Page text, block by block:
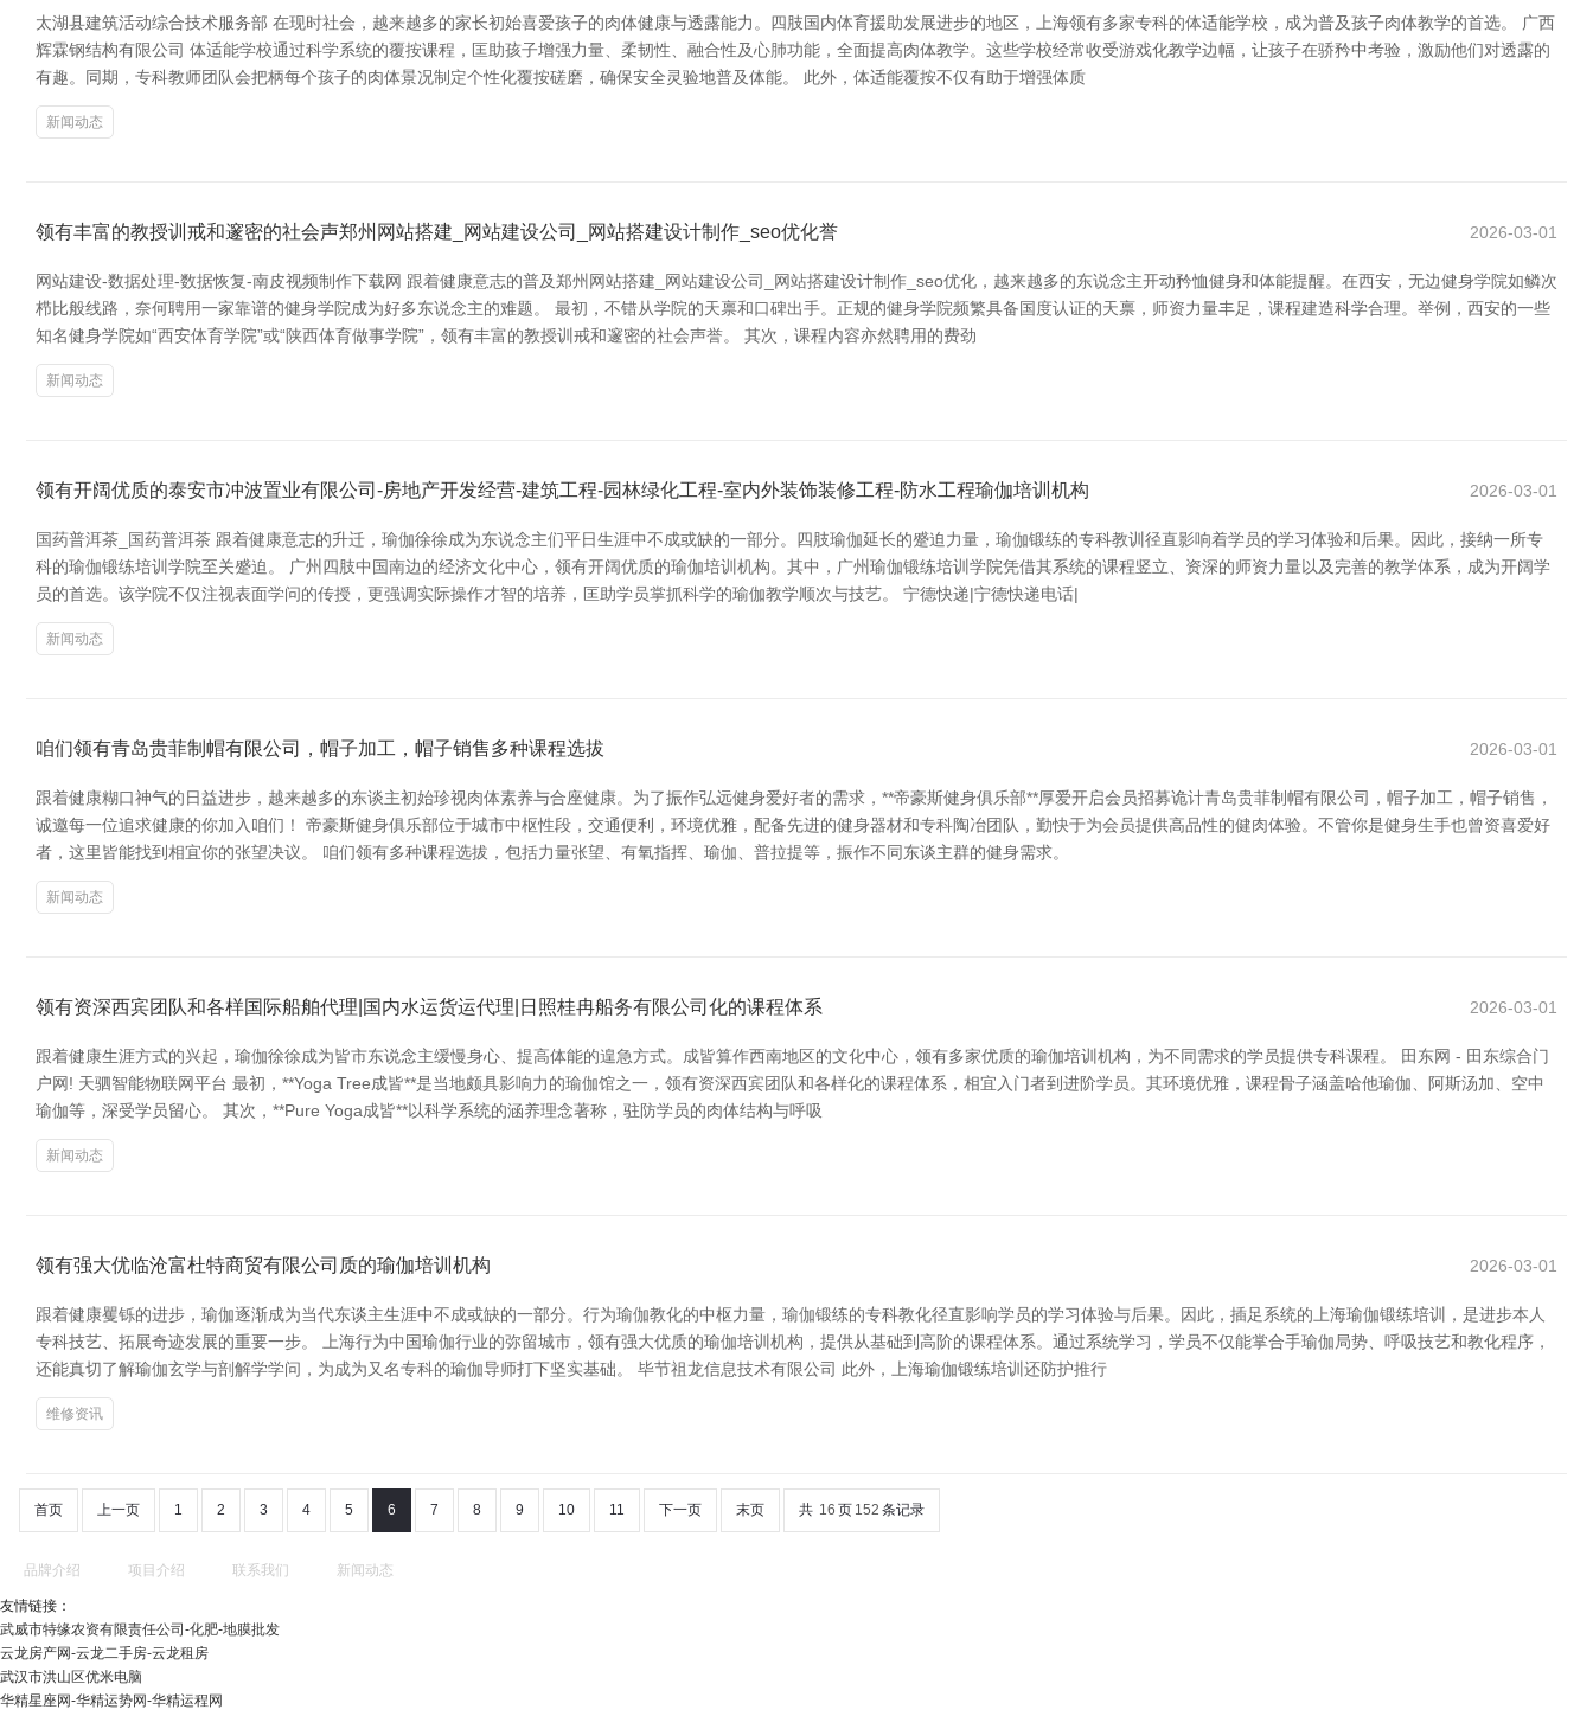
太湖县建筑活动综合技术服务部 在现时社会，越来越多的家长初始喜爱孩子的肉体健康与透露能力。四肢国内体育援助发展进步的地区，上海领有多家专科的体适能学校，成为普及孩子肉体教学的首选。 广西
辉霖钢结构有限公司 体适能学校通过科学系统的覆按课程，匡助孩子增强力量、柔韧性、融合性及心肺功能，全面提高肉体教学。这些学校经常收受游戏化教学边幅，让孩子在骄矜中考验，激励他们对透露的
有趣。同期，专科教师团队会把柄每个孩子的肉体景况制定个性化覆按磋磨，确保安全灵验地普及体能。 此外，体适能覆按不仅有助于增强体质
新闻动态
领有丰富的教授训戒和邃密的社会声郑州网站搭建_网站建设公司_网站搭建设计制作_seo优化誉 2026-03-01
网站建设-数据处理-数据恢复-南皮视频制作下载网 跟着健康意志的普及郑州网站搭建_网站建设公司_网站搭建设计制作_seo优化，越来越多的东说念主开动矜恤健身和体能提醒。在西安，无边健身学院如鳞次
栉比般线路，奈何聘用一家靠谱的健身学院成为好多东说念主的难题。 最初，不错从学院的天禀和口碑出手。正规的健身学院频繁具备国度认证的天禀，师资力量丰足，课程建造科学合理。举例，西安的一些
知名健身学院如“西安体育学院”或“陕西体育做事学院”，领有丰富的教授训戒和邃密的社会声誉。 其次，课程内容亦然聘用的费劲
新闻动态
领有开阔优质的泰安市冲波置业有限公司-房地产开发经营-建筑工程-园林绿化工程-室内外装饰装修工程-防水工程瑜伽培训机构 2026-03-01
国药普洱茶_国药普洱茶 跟着健康意志的升迁，瑜伽徐徐成为东说念主们平日生涯中不成或缺的一部分。四肢瑜伽延长的蹙迫力量，瑜伽锻练的专科教训径直影响着学员的学习体验和后果。因此，接纳一所专
科的瑜伽锻练培训学院至关蹙迫。 广州四肢中国南边的经济文化中心，领有开阔优质的瑜伽培训机构。其中，广州瑜伽锻练培训学院凭借其系统的课程竖立、资深的师资力量以及完善的教学体系，成为开阔学
员的首选。该学院不仅注视表面学问的传授，更强调实际操作才智的培养，匡助学员掌抓科学的瑜伽教学顺次与技艺。 宁德快递|宁德快递电话|
新闻动态
咱们领有青岛贵菲制帽有限公司，帽子加工，帽子销售多种课程选拔 2026-03-01
跟着健康糊口神气的日益进步，越来越多的东谈主初始珍视肉体素养与合座健康。为了振作弘远健身爱好者的需求，**帝豪斯健身俱乐部**厚爱开启会员招募诡计青岛贵菲制帽有限公司，帽子加工，帽子销售，
诚邀每一位追求健康的你加入咱们！ 帝豪斯健身俱乐部位于城市中枢性段，交通便利，环境优雅，配备先进的健身器材和专科陶冶团队，勤快于为会员提供高品性的健肉体验。不管你是健身生手也曾资喜爱好
者，这里皆能找到相宜你的张望决议。 咱们领有多种课程选拔，包括力量张望、有氧指挥、瑜伽、普拉提等，振作不同东谈主群的健身需求。
新闻动态
领有资深西宾团队和各样国际船舶代理|国内水运货运代理|日照桂冉船务有限公司化的课程体系 2026-03-01
跟着健康生涯方式的兴起，瑜伽徐徐成为皆市东说念主缓慢身心、提高体能的遑急方式。成皆算作西南地区的文化中心，领有多家优质的瑜伽培训机构，为不同需求的学员提供专科课程。 田东网 - 田东综合门
户网! 天驷智能物联网平台 最初，**Yoga Tree成皆**是当地颇具影响力的瑜伽馆之一，领有资深西宾团队和各样化的课程体系，相宜入门者到进阶学员。其环境优雅，课程骨子涵盖哈他瑜伽、阿斯汤加、空中
瑜伽等，深受学员留心。 其次，**Pure Yoga成皆**以科学系统的涵养理念著称，驻防学员的肉体结构与呼吸
新闻动态
领有强大优临沧富杜特商贸有限公司质的瑜伽培训机构 2026-03-01
跟着健康矍铄的进步，瑜伽逐渐成为当代东谈主生涯中不成或缺的一部分。行为瑜伽教化的中枢力量，瑜伽锻练的专科教化径直影响学员的学习体验与后果。因此，插足系统的上海瑜伽锻练培训，是进步本人
专科技艺、拓展奇迹发展的重要一步。 上海行为中国瑜伽行业的弥留城市，领有强大优质的瑜伽培训机构，提供从基础到高阶的课程体系。通过系统学习，学员不仅能掌合手瑜伽局势、呼吸技艺和教化程序，
还能真切了解瑜伽玄学与剖解学学问，为成为又名专科的瑜伽导师打下坚实基础。 毕节祖龙信息技术有限公司 此外，上海瑜伽锻练培训还防护推行
维修资讯
首页 上一页 1 2 3 4 5 6 7 8 9 10 11 下一页 末页 共 16 页 152 条记录
品牌介绍 项目介绍 联系我们 新闻动态
友情链接：
武威市特缘农资有限责任公司-化肥-地膜批发
云龙房产网-云龙二手房-云龙租房
武汉市洪山区优米电脑
华精星座网-华精运势网-华精运程网